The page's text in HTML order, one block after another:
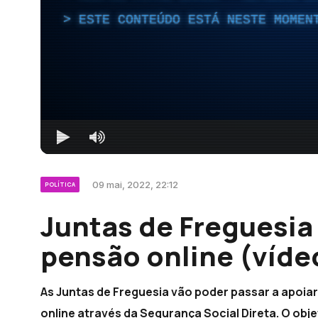
ESTE CONTEÚDO ESTÁ NESTE
POLÍTICA 09 mai, 2022, 22:12
Juntas de
pensão online
As Juntas de Freguesia vão poder passar a
online através da Segurança Social Direta. O